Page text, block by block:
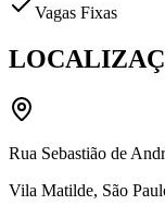
Vagas Fixas
Rua Sebastião de
Vila Matilde, São